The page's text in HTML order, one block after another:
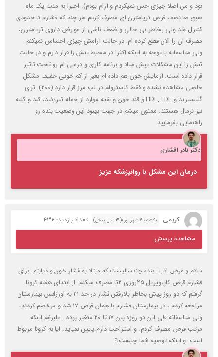
بود و من اصلا چیزی حس نمیکردم و آرام بودم). اخیرا به مدت یک ماه
صبح ها نصف قرص تریامترن اچ مصرف کردم هر چند که فشارم تا حدودی
کنترل شد ولی بخاطر بی حالی و ضعف ناشی از عوارض داروی تریامترن،
مصرف آن را الان قطع کرده ام. در حالت آرامش چیزی احساس نمیکنم
ولی متاسفانه با توجه به اینکه اکثرا در محیط تنش زا قرار دارم و در حالت
تنش زا این مشکلات پیش میاد و برنامه کاری و درسی ام رو تحت تاثیر
قرار داده است. آزمایش خون هم داده ام بغیر از کم خونی خفیف مشکل
خاصی مشاهده نشده و فقط کلسترولم در لب مرز قرار دارد (200). تری
گلیسیرید و HDL, LDL و قند خون و بقیه موارد از جمله تیروئید، کبد و کلیه
نیز نرمال هستند. ممنون میشم در جهت بهبود این وضعیت بنده رو
راهنمایی بفرمایید.
دکتر نادر افشاری
درمان این مشکل با روانپزشکه عزیز
کریمی یکشنبه ۶ شهریور ۱( 3 سال پیش)
تعداد بازدید: 436
مشاهده پرسش
سلام و عرض ادب. بنده چندسالیست که مبتلا به فشار خون و دیابتم. برای
فشارم قرص کاپتوپریل ۲۵روزی ۲تا مصرف میکنم. از ابتدای هفته کرونا
گرفتم که دو روز پیش بخاطر بالارفتن فشار در حد ۲۱ به اورژانس بیمارستان
مراجعه کردم ، در بیمارستان فشارم با همان قرص ۱۷ شد و مرخصم کردند،
ولی متاسفانه طی این دو روزه بین ۱۷ تا ۲۰ متغیر بوده . علیرغم اینکه
مرتب قرص مصرف کردم. و استراحت دارم.پایین نمیاید. ایا به کرونا مربوط
است. و اینکه توصیه شما چیست!؟